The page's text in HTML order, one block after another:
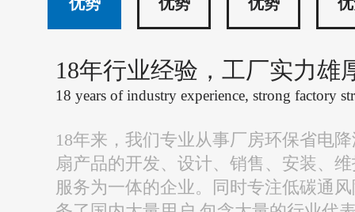
18年行业经验，工厂实力雄
18 years of industry experience, strong factory
18年来，我们专业从事厂房环保省电
扇产品的开发、设计、销售、安装、
服务为一体的企业。同时专注低碳通